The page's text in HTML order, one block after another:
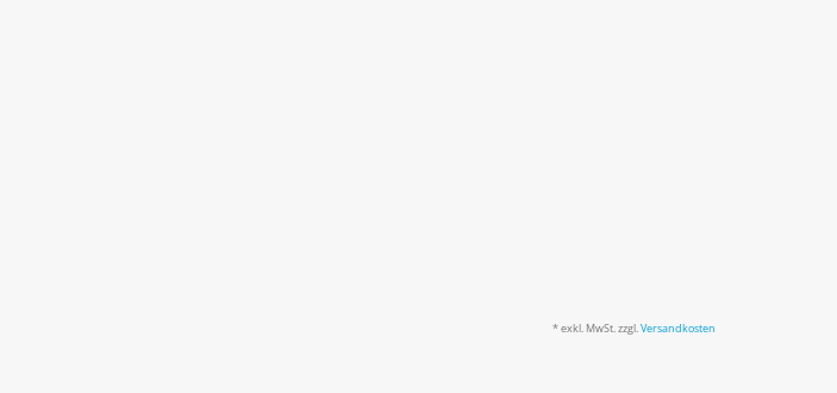
* exkl. MwSt. zzgl.Versandkosten